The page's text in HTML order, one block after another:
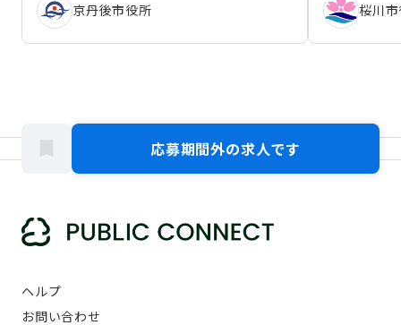
京丹後市役所 桜川
応募期間外の求人です
ヘルプ
お問い合わせ